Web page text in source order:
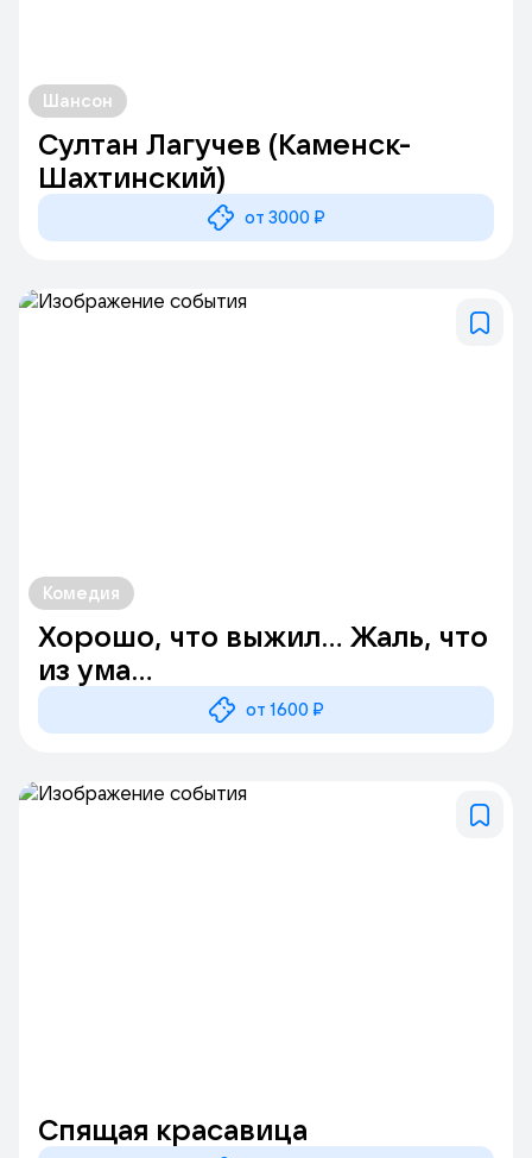
Шансон
Султан Лагучев (Каменск-
Шахтинский)
от 3000 ₽
Комедия
Хорошо, что выжил... Жаль, что
из ума...
от 1600 ₽
Спящая красавица